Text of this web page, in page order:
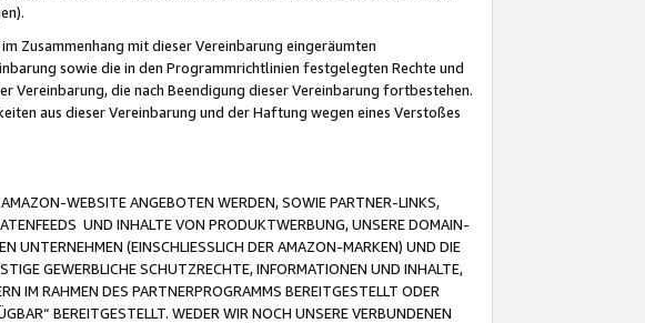
Zusammenhang mit dieser Vereinbarung eingeräumten
sowie die in den Programmrichtlinien festgelegten Rechte und
die nach Beendigung dieser Vereinbarung fortbestehen.
aus dieser Vereinbarung und der Haftung wegen eines Verstoßes
WEBSITE ANGEBOTEN WERDEN, SOWIE PARTNER-LINKS,
UND INHALTE VON PRODUKTWERBUNG, UNSERE DOMAIN-
UNTERNEHMEN (EINSCHLIESSLICH DER AMAZON-MARKEN) UND DIE
GEWERBLICHE SCHUTZRECHTE, INFORMATIONEN UND INHALTE,
IM RAHMEN DES PARTNERPROGRAMMS BEREITGESTELLT ODER
BEREITGESTELLT. WEDER WIR NOCH UNSERE VERBUNDENEN